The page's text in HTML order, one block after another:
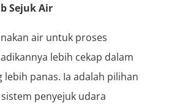
Sejuk Air
air untuk proses
lebih cekap dalam
lebih panas. Ia adalah pilihan
penyejuk udara